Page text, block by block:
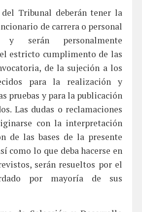
Tribunal deberán tener la
de carrera o personal
serán personalmente
estricto cumplimento de las
de la sujeción a los
para la realización y
pruebas y para la publicación
Las dudas o reclamaciones
con la interpretación
de las bases de la presente
como lo que deba hacerse en
serán resueltos por el
por mayoría de sus